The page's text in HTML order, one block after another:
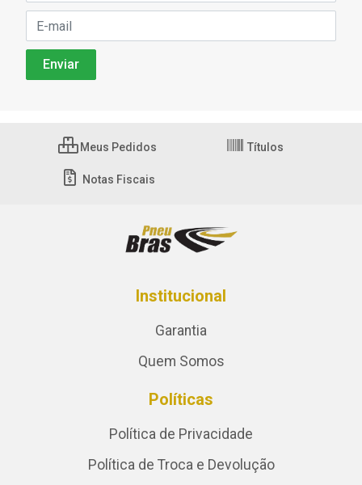
Meus Pedidos Títulos
Notas Fiscais
Institucional
Garantia
Quem Somos
Políticas
Política de Privacidade
Política de Troca e Devolução